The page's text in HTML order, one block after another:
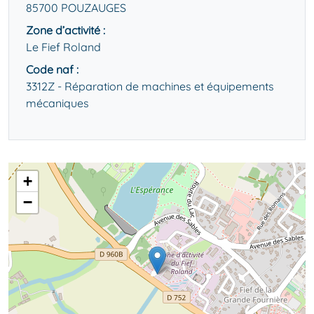
85700 POUZAUGES
Zone d’activité :
Le Fief Roland
Code naf :
3312Z - Réparation de machines et équipements
mécaniques
+
−